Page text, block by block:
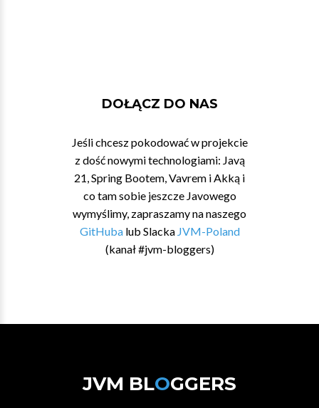
DOŁĄCZ DO NAS
Jeśli chcesz pokodować w projekcie
z dość nowymi technologiami: Javą
21, Spring Bootem, Vavrem i Akką i
co tam sobie jeszcze Javowego
wymyślimy, zapraszamy na naszego
GitHubalub Slacka JVM-Poland
(kanał #jvm-bloggers)
JVM BLOGGERS